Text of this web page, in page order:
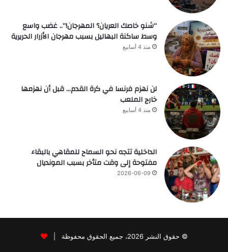
“شنو خاصك العريان؟ المهرجان!”.. غضب واسع
وسط ساكنة البهاليل بسبب مهرجان الأزرار الحريرية
منذ 4 أسابيع
لن نهزم فرنسا في كرة القدم… قبل أن نهزمها
خارج الملعب
منذ 4 أسابيع
الداخلية تتجه نحو السماح للمقاهي بالبقاء
مفتوحة إلى وقت متأخر بسبب المونديال
2026-06-09
© حقوق النشر 2026، جميع الحقوق محفوظة |